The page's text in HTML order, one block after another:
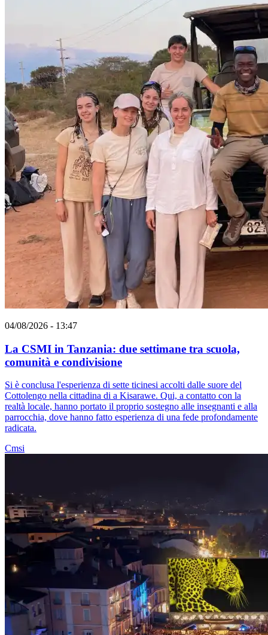
04/08/2026 - 13:47
La CSMI in Tanzania: due settimane tra scuola,
comunità e condivisione
Si è conclusa l'esperienza di sette ticinesi accolti dalle suore del
Cottolengo nella cittadina di a Kisarawe. Qui, a contatto con la
realtà locale, hanno portato il proprio sostegno alle insegnanti e alla
parrocchia, dove hanno fatto esperienza di una fede profondamente
radicata.
Cmsi